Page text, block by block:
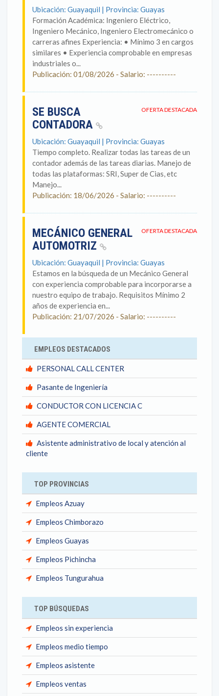
Ubicación: Guayaquil | Provincia: Guayas
Formación Académica: Ingeniero Eléctrico,
Ingeniero Mecánico, Ingeniero Electromecánico o
carreras afines Experiencia: • Mínimo 3 en cargos
similares • Experiencia comprobable en empresas
industriales o...
Publicación: 01/08/2026 - Salario: ----------
OFERTA DESTACADA
SE BUSCA
CONTADORA
Ubicación: Guayaquil | Provincia: Guayas
Tiempo completo. Realizar todas las tareas de un
contador además de las tareas diarias. Manejo de
todas las plataformas: SRI, Super de Cias, etc
Manejo...
Publicación: 18/06/2026 - Salario: ----------
OFERTA DESTACADA
MECÁNICO GENERAL
AUTOMOTRIZ
Ubicación: Guayaquil | Provincia: Guayas
Estamos en la búsqueda de un Mecánico General
con experiencia comprobable para incorporarse a
nuestro equipo de trabajo. Requisitos Mínimo 2
años de experiencia en...
Publicación: 21/07/2026 - Salario: ----------
EMPLEOS DESTACADOS
PERSONAL CALL CENTER
Pasante de Ingeniería
CONDUCTOR CON LICENCIA C
AGENTE COMERCIAL
Asistente administrativo de local y atención al
cliente
TOP PROVINCIAS
Empleos Azuay
Empleos Chimborazo
Empleos Guayas
Empleos Pichincha
Empleos Tungurahua
TOP BÚSQUEDAS
Empleos sin experiencia
Empleos medio tiempo
Empleos asistente
Empleos ventas